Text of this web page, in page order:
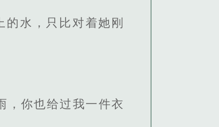
水，只比对着她刚
，你也给过我一件衣